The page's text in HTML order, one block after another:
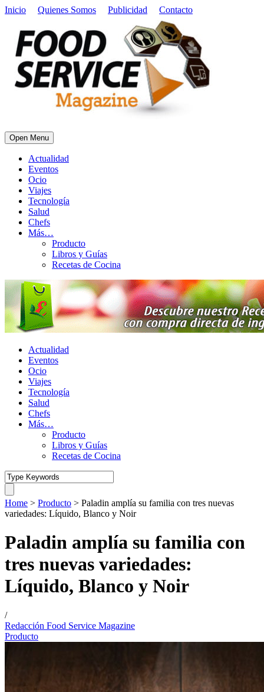
Inicio Quienes Somos Publicidad Contacto
Open Menu
Actualidad
Eventos
Ocio
Viajes
Tecnología
Salud
Chefs
Más…
Producto
Libros y Guías
Recetas de Cocina
Actualidad
Eventos
Ocio
Viajes
Tecnología
Salud
Chefs
Más…
Producto
Libros y Guías
Recetas de Cocina
Home > Producto > Paladin amplía su familia con tres nuevas
variedades: Líquido, Blanco y Noir
Paladin amplía su familia con
tres nuevas variedades:
Líquido, Blanco y Noir
/
Redacción Food Service Magazine
Producto